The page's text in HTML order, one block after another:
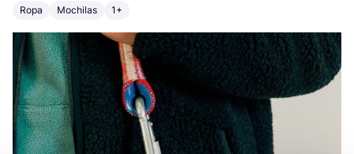
Ropa Mochilas 1+